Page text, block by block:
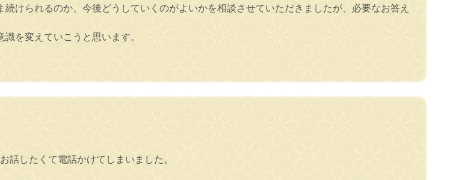
けられるのか、今後どうしていくのがよいかを相談させていただきましたが、必要なお答え
を変えていこうと思います。
話したくて電話かけてしまいました。